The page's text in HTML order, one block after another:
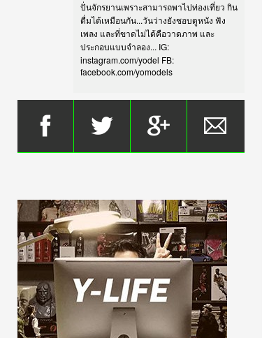
ปั่นจักรยานเพราะสามารถพาไปท่องเที่ยว กิน
ดื่มได้เหมือนกัน...วันว่างยังชอบดูหนัง ฟัง
เพลง และที่ขาดไม่ได้คือวาดภาพ และ
ประกอบแบบจำลอง... IG:
instagram.com/yodel FB:
facebook.com/yomodels